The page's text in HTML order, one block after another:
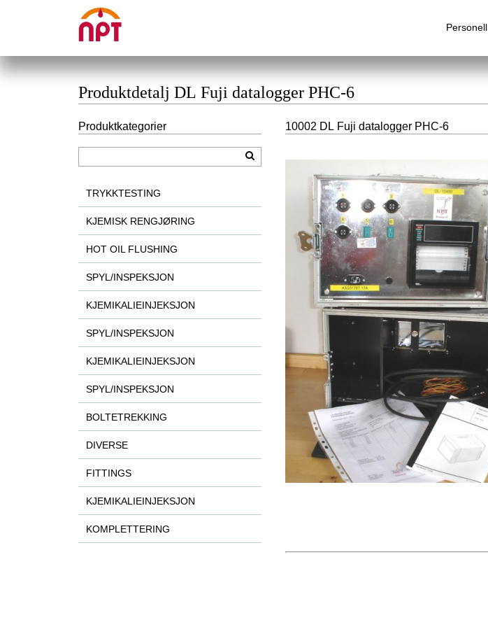
Personell
Produktdetalj DL Fuji datalogger PHC-6
10002 DL Fuji datalogger PHC-6
Produktkategorier
TRYKKTESTING
KJEMISK RENGJØRING
HOT OIL FLUSHING
SPYL/INSPEKSJON
KJEMIKALIEINJEKSJON
SPYL/INSPEKSJON
KJEMIKALIEINJEKSJON
SPYL/INSPEKSJON
BOLTETREKKING
DIVERSE
FITTINGS
KJEMIKALIEINJEKSJON
KOMPLETTERING